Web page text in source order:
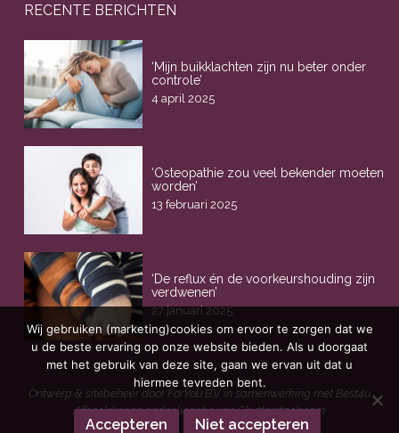
RECENTE BERICHTEN
‘Mijn buikklachten zijn nu beter onder
controle’
4 april 2025
‘Osteopathie zou veel bekender moeten
worden’
13 februari 2025
‘De reflux én de voorkeurshouding zijn
verdwenen’
27 januari 2025
Ontwerp & sitebeheer door ForYou B.V. in samenwerking met Best4u
Afbeeldingen onder licentie van Shutterstock.com
Wij gebruiken (marketing)cookies om ervoor te zorgen dat we
u de beste ervaring op onze website bieden. Als u doorgaat
met het gebruik van deze site, gaan we ervan uit dat u
hiermee tevreden bent.
Accepteren Niet accepteren